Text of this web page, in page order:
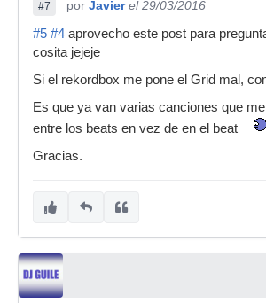
#7 por Javier el 29/03/2016
#5 #4 aprovecho este post para
cosita jejeje
Si el rekordbox me pone el Grid mal,
Es que ya van varias canciones que
entre los beats en vez de en el beat
Gracias.